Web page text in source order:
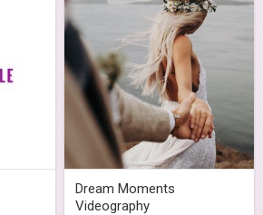
Dream Moments
Videography